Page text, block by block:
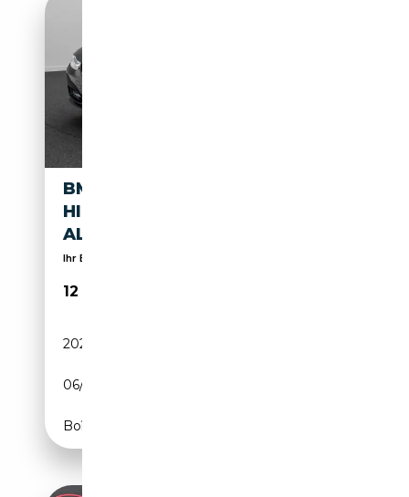
BMW 325 SPORT LINE HUD
HIFI XENON PANORAMA
ALARM
Ihr BMW Servicepartner für die Region Hannover
12 999€
202 000 km
06/2015
Boîte automatique